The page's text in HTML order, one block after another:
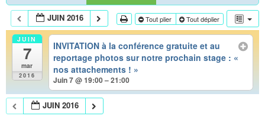
JUIN 2016 Tout plier Tout déplier
JUIN
7
mar
2016
INVITATION à la conférence gratuite et au
reportage photos sur notre prochain stage : «
nos attachements ! »
Juin 7 @ 19:00 – 21:00
JUIN 2016